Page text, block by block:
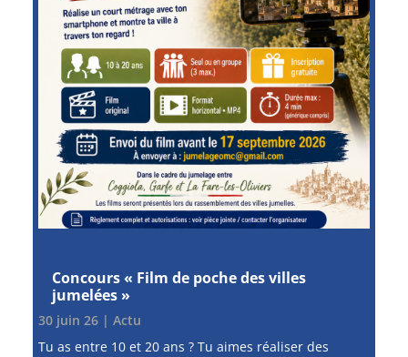
Concours « Film de poche des villes
jumelées »
30 juin 26| Actu
Tu as entre 10 et 20 ans ? Tu aimes réaliser des